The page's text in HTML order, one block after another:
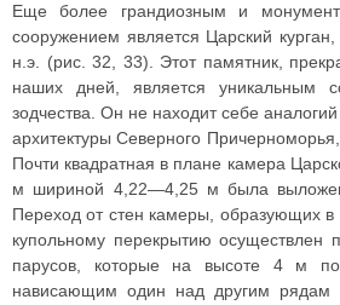
Еще более грандиозным и
сооружением является Царский
н.э. (рис. 32, 33). Этот памятник,
наших дней, является уникальным
зодчества. Он не находит себе
архитектуры Северного
Почти квадратная в плане камера
м шириной 4,22—4,25 м была
Переход от стен камеры, образующих в
купольному перекрытию осуществлен
парусов, которые на высоте 4 м
нависающим один над другим рядам